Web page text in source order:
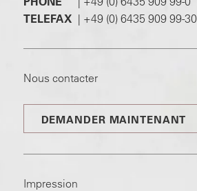
TELEFAX | +49 (0) 6435 909 99-30
Nous contacter
DEMANDER MAINTENANT
Impression